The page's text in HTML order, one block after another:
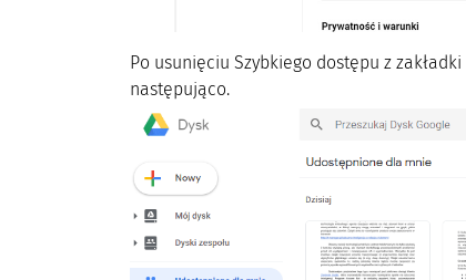
Po usunięciu Szybkiego dostępu z zakładki
następująco.